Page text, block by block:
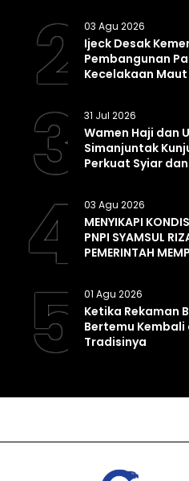
2 03 Agu 2026
Ijeck Desak
Pembangunan
Kecelakaan
3 31 Jul 2026
Wamen Haji dan
Simanjuntak
Perkuat Syiar
4 03 Agu 2026
MENYIKAPI
PNPI SYAMSUL
PEMERINTAH
5 01 Agu 2026
Ketika Rekaman
Bertemu
Tradisinya